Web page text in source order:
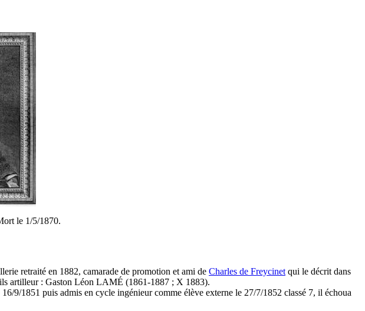
le 1/5/1870.
retraité en 1882, camarade de promotion et ami de Charles de Freycinet qui le décrit dans
artilleur : Gaston Léon LAMÉ (1861-1887 ; X 1883).
9/1851 puis admis en cycle ingénieur comme élève externe le 27/7/1852 classé 7, il échoua